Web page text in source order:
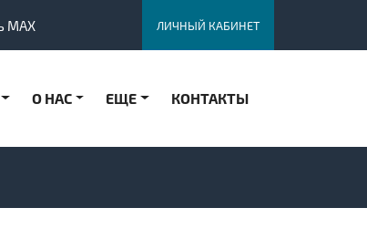
MAX ЛИЧНЫЙ КАБИНЕТ
О НАС ЕЩЕ КОНТАКТЫ